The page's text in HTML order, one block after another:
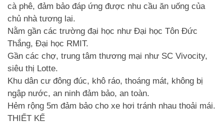
cà phê, đảm bảo đáp ứng được nhu cầu ăn uống của
chủ nhà tương lai.
Nằm gần các trường đại học như Đại học Tôn Đức
Thắng, Đại học RMIT.
Gần các chợ, trung tâm thương mại như SC Vivocity,
siêu thị Lotte.
Khu dân cư đông đúc, khô ráo, thoáng mát, không bị
ngập nước, an ninh đảm bảo, an toàn.
Hẻm rộng 5m đảm bảo cho xe hơi tránh nhau thoải mái.
THIẾT KẾ